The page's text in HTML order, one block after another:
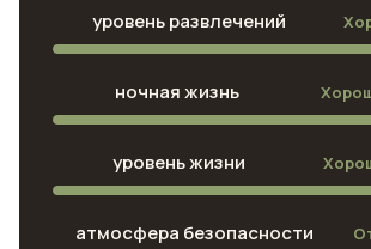
уровень развлечений
ночная жизнь
уровень жизни
атмосфера безопасности